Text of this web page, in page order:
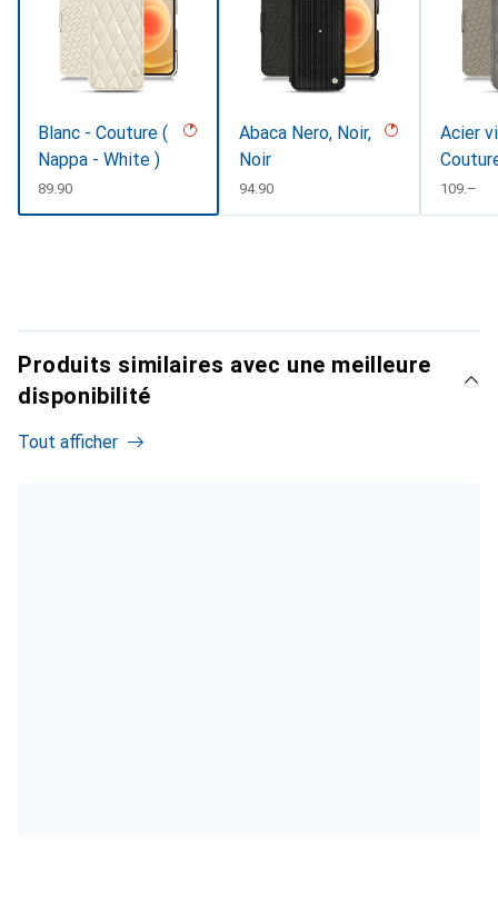
Blanc - Couture (
Nappa - White )
CHF
89.90
Abaca Nero, Noir,
Noir
CHF
94.90
Acier
CHF
109.–
Produits similaires avec une meilleure
disponibilité
Tout afficher